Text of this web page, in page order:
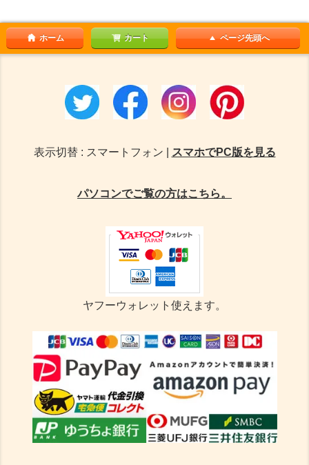
ホーム カート ページ先頭へ
表示切替 : スマートフォン | スマホでPC版を見る
パソコンでご覧の方はこちら。
ヤフーウォレット使えます。